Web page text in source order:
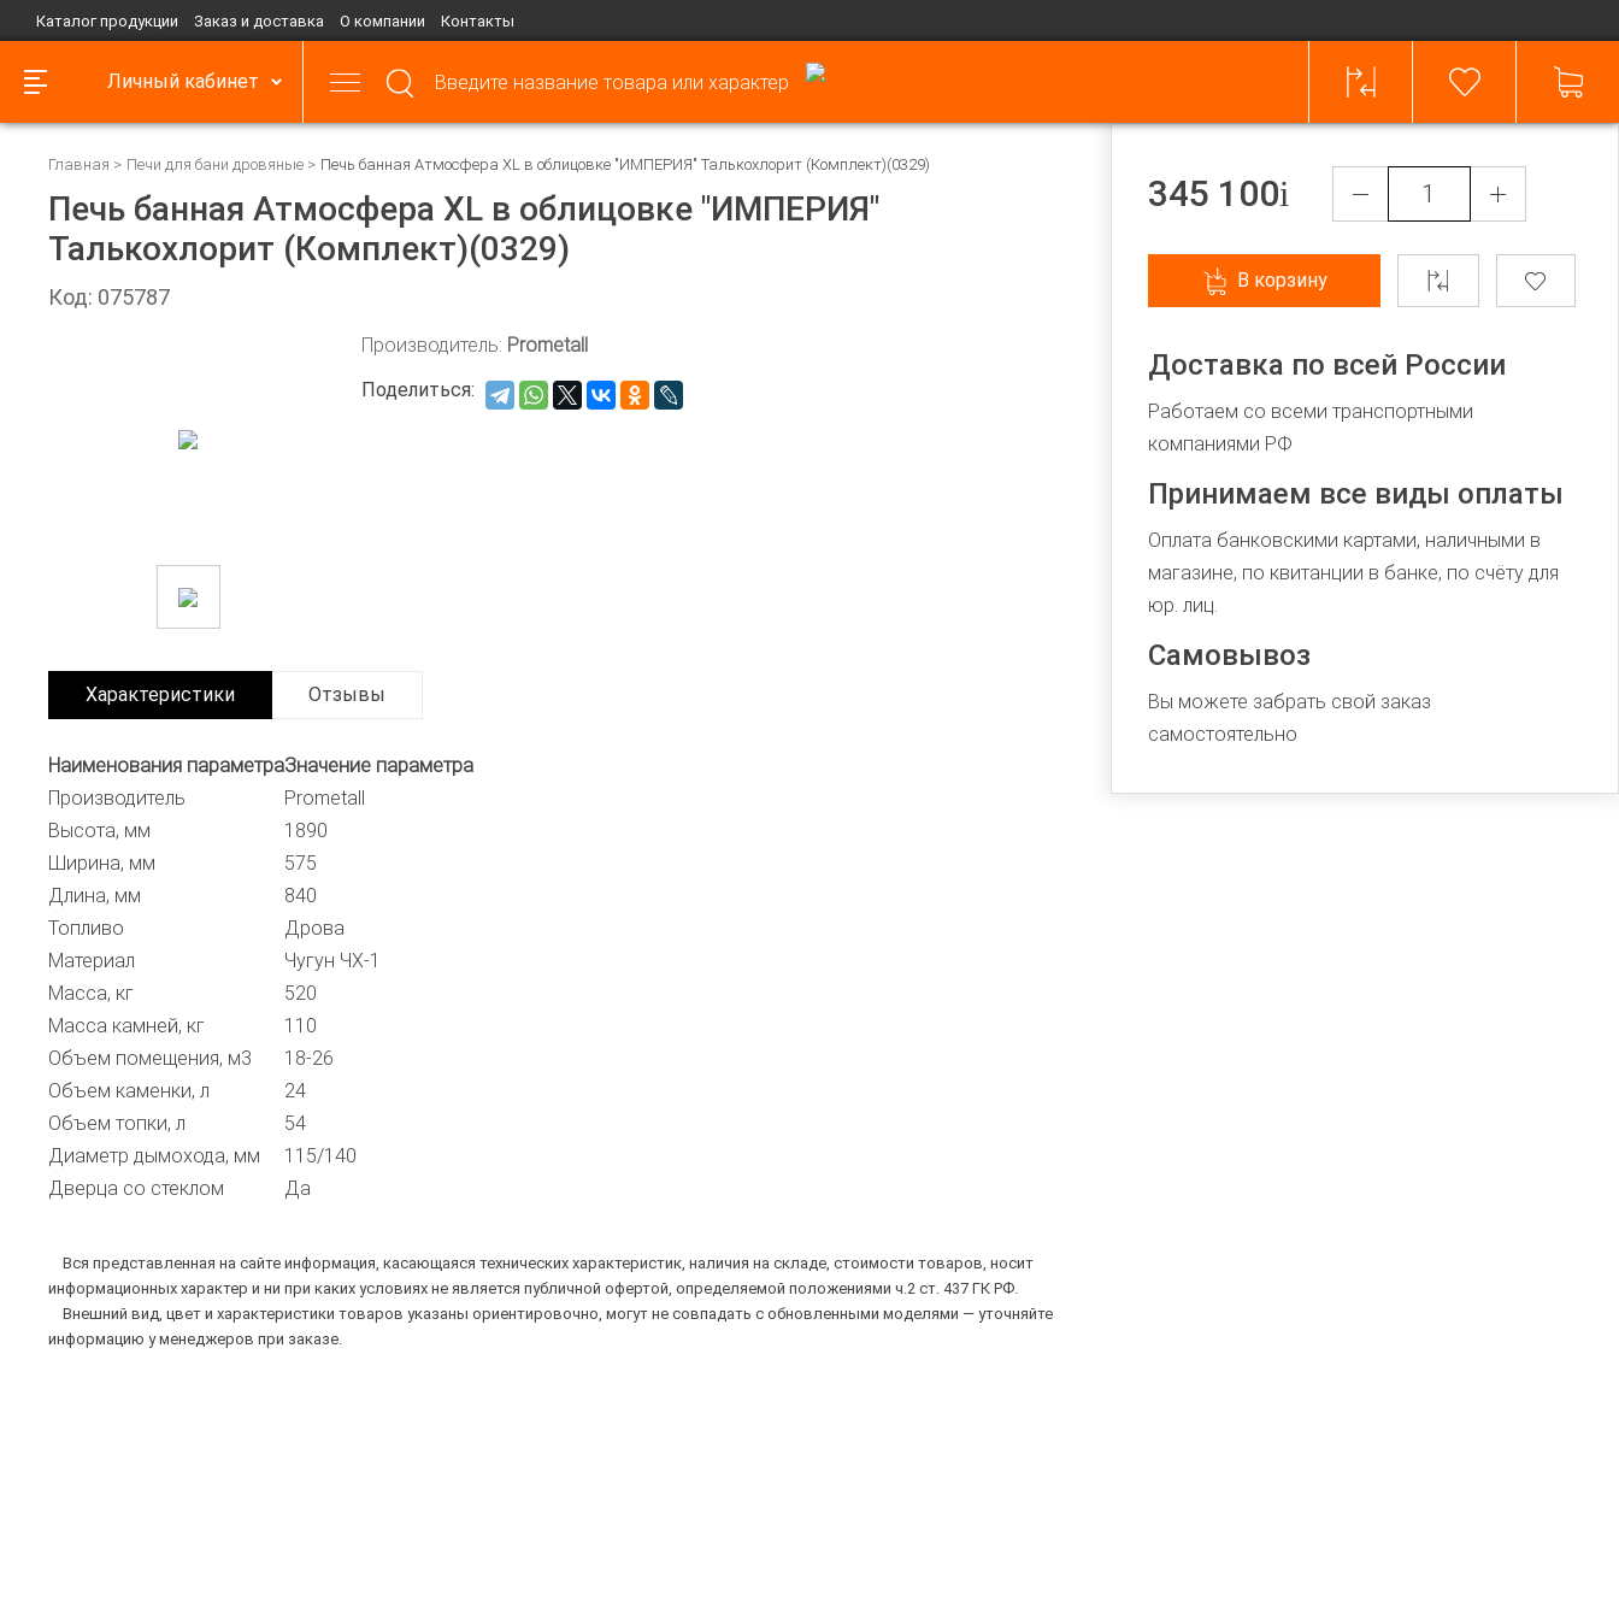
Каталог продукции Заказ и доставка О компании Контакты
Личный кабинет
Главная Печи для бани дровяные Печь банная Атмосфера XL в облицовке "ИМПЕРИЯ" Талькохлорит (Комплект)(0329)
Печь банная Атмосфера XL в облицовке "ИМПЕРИЯ"
Талькохлорит (Комплект)(0329)
Код: 075787
Производитель: Prometall
Поделиться:
Характеристики Отзывы
Наименования параметраЗначение параметра
Производитель
Prometall
Высота, мм
1890
Ширина, мм
575
Длина, мм
840
Топливо
Дрова
Материал
Чугун ЧХ-1
Масса, кг
520
Масса камней, кг
110
Объем помещения, м3
18-26
Объем каменки, л
24
Объем топки, л
54
Диаметр дымохода, мм
115/140
Дверца со стеклом
Да
Вся представленная на сайте информация, касающаяся технических характеристик, наличия на складе, стоимости товаров, носит
информационных характер и ни при каких условиях не является публичной офертой, определяемой положениями ч.2 ст. 437 ГК РФ.
Внешний вид, цвет и характеристики товаров указаны ориентировочно, могут не совпадать с обновленными моделями — уточняйте
информацию у менеджеров при заказе.
345 100
В корзину
Доставка по всей России
Работаем со всеми транспортными
компаниями РФ
Принимаем все виды оплаты
Оплата банковскими картами, наличными в
магазине, по квитанции в банке, по счёту для
юр. лиц.
Самовывоз
Вы можете забрать свой заказ
самостоятельно